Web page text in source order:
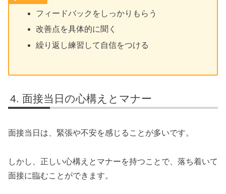
フィードバックをしっかりもらう
改善点を具体的に聞く
繰り返し練習して自信をつける
面接当日の心構えとマナー
面接当日は、緊張や不安を感じることが多いです。
しかし、正しい心構えとマナーを持つことで、落ち着いて
面接に臨むことができます。